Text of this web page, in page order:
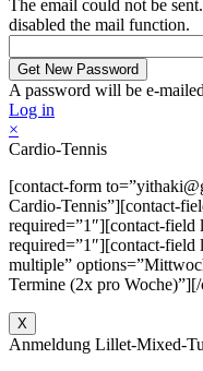
The email could not be
disabled the mail function.
A password will be e-
Log in
×
Cardio-Tennis
[contact-form
Cardio-Tennis”][contact-
required=”1″][contact-field
required=”1″][contact-field
multiple”
Termine (2x pro
X
Anmeldung Lillet-Mixed-